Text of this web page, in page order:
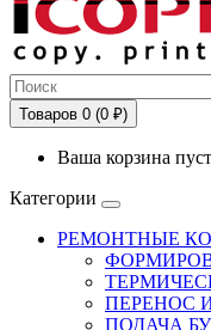
Товаров 0 (0 ₽)
Ваша корзина
Категории
РЕМОНТНЫЕ
ПЕРЕНОС
ПОДАЧА